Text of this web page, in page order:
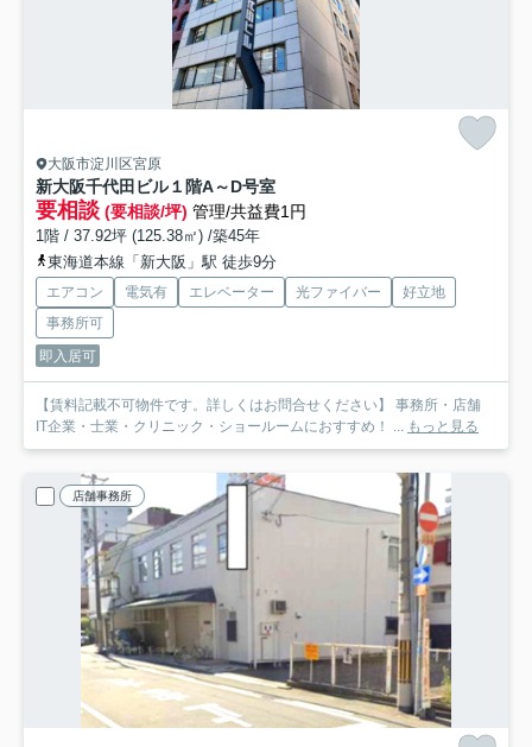
大阪市淀川区宮原
新大阪千代田ビル１階A～D号室
要相談 (要相談/坪) 管理/共益費1円
1階 / 37.92坪 (125.38㎡) /築45年
東海道本線「新大阪」駅 徒歩9分
エアコン 電気有 エレベーター 光ファイバー
好立地
事務所可
即入居可
【賃料記載不可物件です。詳しくはお問合せください】 事務所・店舗
IT企業・士業・クリニック・ショールームにおすすめ！ ...
もっと見る
店舗事務所